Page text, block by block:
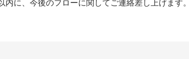
内に、今後のフローに関してご連絡差し上げます。